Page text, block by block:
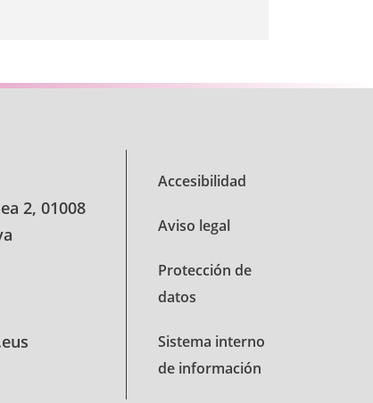
2, 01008
Accesibilidad
Aviso legal
Protección de
datos
Sistema interno
de información